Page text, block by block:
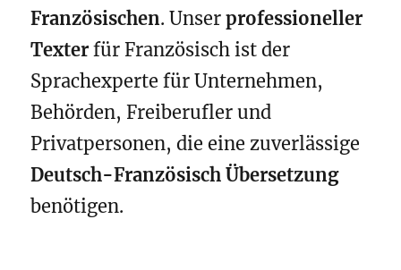
Französischen. Unserprofessioneller
Texter für Französisch ist der
Sprachexperte für Unternehmen,
Behörden, Freiberufler und
Privatpersonen, die eine zuverlässige
Deutsch-Französisch Übersetzung
benötigen.